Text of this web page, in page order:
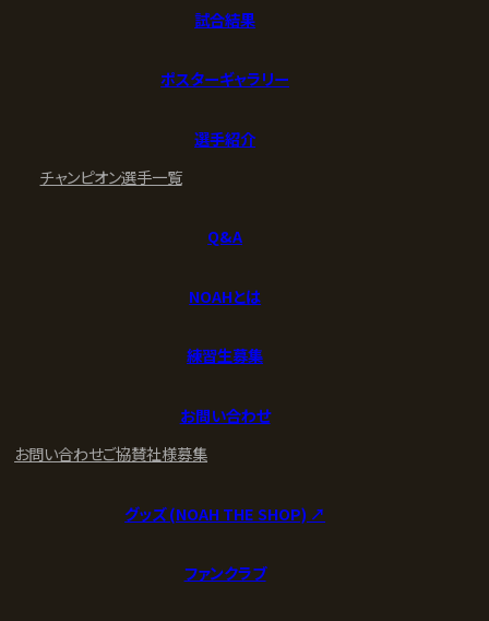
試合結果
ポスターギャラリー
選手紹介
チャンピオン選手一覧
Q&A
NOAHとは
練習生募集
お問い合わせ
お問い合わせご協賛社様募集
グッズ (NOAH THE SHOP) ↗︎
ファンクラブ